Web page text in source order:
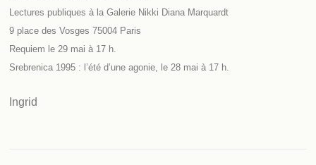
Lectures publiques à la Galerie Nikki Diana Marquardt
9 place des Vosges 75004 Paris
Requiem le 29 mai à 17 h.
Srebrenica 1995 : l’été d’une agonie, le 28 mai à 17 h.
Ingrid